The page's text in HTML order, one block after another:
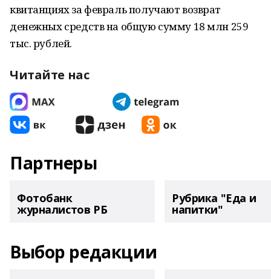
квитанциях за февраль получают возврат
денежных средств на общую сумму 18 млн 259
тыс. рублей.
Читайте нас
Партнеры
Фотобанк
журналистов РБ
Рубрика "Еда и
напитки"
Выбор редакции